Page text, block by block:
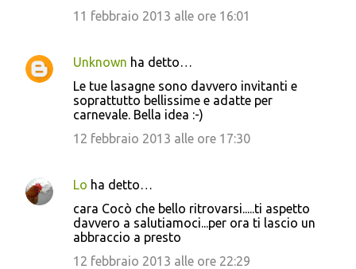
11 febbraio 2013 alle ore 16:01
Unknown ha detto…
Le tue lasagne sono davvero invitanti e
soprattutto bellissime e adatte per
carnevale. Bella idea :-)
12 febbraio 2013 alle ore 17:30
Lo ha detto…
cara Cocò che bello ritrovarsi.....ti aspetto
davvero a salutiamoci...per ora ti lascio un
abbraccio a presto
12 febbraio 2013 alle ore 22:29